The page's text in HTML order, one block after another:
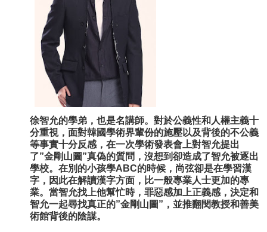
徐智允的學弟，也是名講師。對於公義性和人權主義十
分重視，面對韓國學術界輩份的施壓以及背後的不公義
等事實十分反感，在一次學術發表會上對智允提出
了”金剛山圖”真偽的質問，沒想到卻造成了智允被逐出
學校。在別的小孩學ABC的時候，尚弦卻是在學習漢
字，因此在解讀漢字方面，比一般專業人士更加的專
業。當智允找上他幫忙時，罪惡感加上正義感，決定和
智允一起尋找真正的”金剛山圖”，並推翻閔教授和善美
術館背後的陰謀。